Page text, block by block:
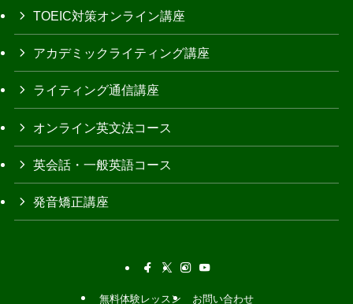
TOEIC対策オンライン講座
アカデミックライティング講座
ライティング通信講座
オンライン英文法コース
英会話・一般英語コース
発音矯正講座
無料体験レッスン お問い合わせ